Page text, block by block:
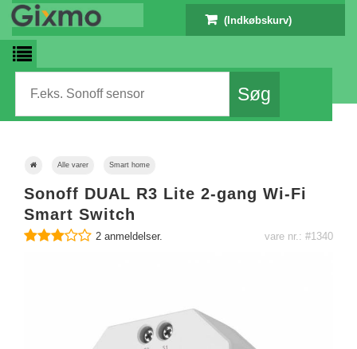
(Indkøbskurv)
Alle varer Smart home
Sonoff DUAL R3 Lite 2-gang Wi-Fi
Smart Switch
2 anmeldelser. vare nr.: #1340